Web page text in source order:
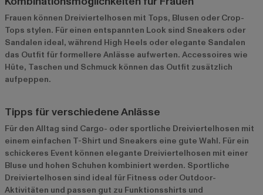
Frauen können Dreiviertelhosen mit Tops, Blusen oder Crop-
Tops stylen. Für einen entspannten Look sind Sneakers oder
Sandalen ideal, während High Heels oder elegante Sandalen
das Outfit für formellere Anlässe aufwerten. Accessoires wie
Hüte, Taschen und Schmuck können das Outfit zusätzlich
aufpeppen.
Tipps für verschiedene Anlässe
Für den Alltag sind Cargo- oder sportliche Dreiviertelhosen mit
einem einfachen T-Shirt und Sneakers eine gute Wahl. Für ein
schickeres Event können elegante Dreiviertelhosen mit einer
Bluse und hohen Schuhen kombiniert werden. Sportliche
Dreiviertelhosen sind ideal für Fitness oder Outdoor-
Aktivitäten und passen gut zu Funktionsshirts und